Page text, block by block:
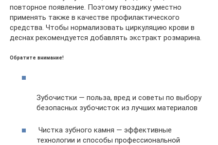
повторное появление. Поэтому гвоздику уместно
применять также в качестве профилактического
средства. Чтобы нормализовать циркуляцию крови в
деснах рекомендуется добавлять экстракт розмарина.
Обратите внимание!
Зубочистки — польза, вред и советы по выбору
безопасных зубочисток из лучших материалов
Чистка зубного камня — эффективные
технологии и способы профессиональной